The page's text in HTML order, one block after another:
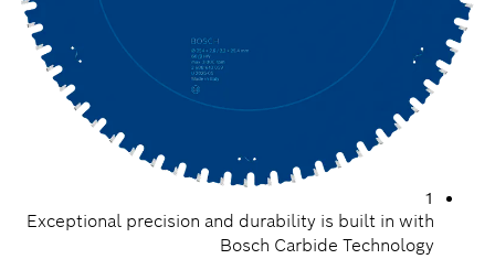
1
Exceptional precision and durability is built in with
Bosch Carbide Technology